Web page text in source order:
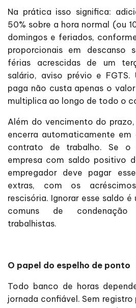
Na prática isso significa:
50% sobre a hora normal (ou
domingos e feriados,
proporcionais em descanso
férias acrescidas de um
salário, aviso prévio e
paga não custa apenas o
multiplica ao longo de todo o
Além do vencimento do
encerra automaticamente
contrato de trabalho. Se o
empresa com saldo positivo
empregador deve pagar
extras, com os
rescisória. Ignorar esse saldo é
comuns de condenação
trabalhistas.
O papel do espelho de ponto
Todo banco de horas
jornada confiável. Sem registro